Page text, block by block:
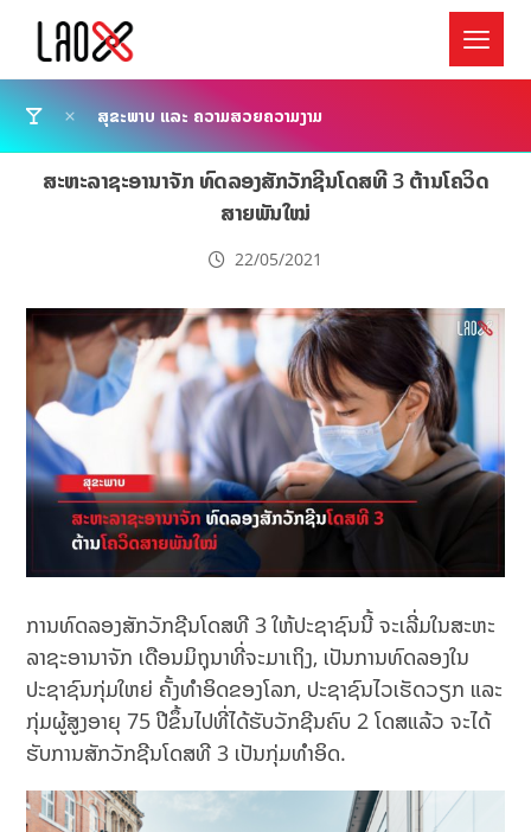
ສຸຂະພາບ ແລະ ຄວາມສວຍຄວາມງາມ
ສະຫະລາຊະອານາຈັກ ທົດລອງສັກວັກຊີນໂດສທີ 3 ຕ້ານໂຄວິດ
ສາຍພັນໃໝ່
22/05/2021
ການທົດລອງສັກວັກຊີນໂດສທີ 3 ໃຫ້ປະຊາຊົນນີ້ ຈະເລີ່ມໃນສະຫະ
ລາຊະອານາຈັກ ເດືອນມິຖຸນາທີ່ຈະມາເຖິງ, ເປັນການທົດລອງໃນ
ປະຊາຊົນກຸ່ມໃຫຍ່ ຄັ້ງທຳອິດຂອງໂລກ, ປະຊາຊົນໄວເຮັດວຽກ ແລະ
ກຸ່ມຜູ້ສູງອາຍຸ 75 ປີຂຶ້ນໄປທີ່ໄດ້ຮັບວັກຊີນຄົບ 2 ໂດສແລ້ວ ຈະໄດ້
ຮັບການສັກວັກຊີນໂດສທີ 3 ເປັນກຸ່ມທຳອິດ.